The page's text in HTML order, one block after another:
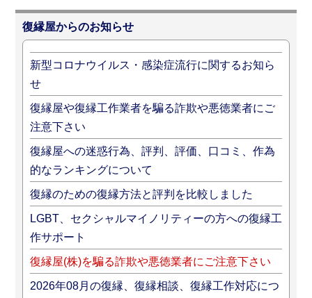
復縁屋からのお知らせ
新型コロナウイルス・感染症流行に関するお知ら
せ
復縁屋や復縁工作業者を騙る詐欺や悪徳業者にご
注意下さい
復縁屋への迷惑行為、評判、評価、口コミ、作為
的なランキングについて
復縁のための復縁方法と評判を比較しました
LGBT、セクシャルマイノリティーの方への復縁工
作サポート
復縁屋(株)を騙る詐欺や悪徳業者にご注意下さい
2026年08月の復縁、復縁相談、復縁工作対応につ